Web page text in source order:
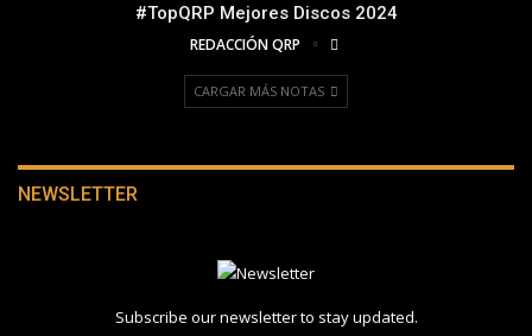
#TopQRP Mejores Discos 2024
REDACCIÓN QRP
CARGAR MÁS NOTAS
NEWSLETTER
Subscribe our newsletter to stay updated.